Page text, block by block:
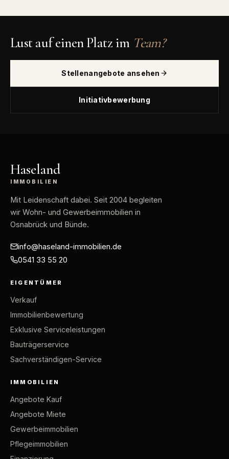
Lust auf einen Platz im Team?
Stellenangebote ansehen
Initiativbewerbung
Haseland
IMMOBILIEN
Mit Leidenschaft dabei. Seit 2004 begleiten
wir Wohn- und Gewerbeimmobilien in
Osnabrück und Bünde.
info@haseland-immobilien.de
0541 33 55 20
EIGENTÜMER
Verkauf
Immobilienbewertung
Exklusive Serviceleistungen
Bauträgerservice
Sachverständigen-Service
IMMOBILIEN
Angebote Kauf
Angebote Miete
Gewerbeimmobilien
Pflegeimmobilien